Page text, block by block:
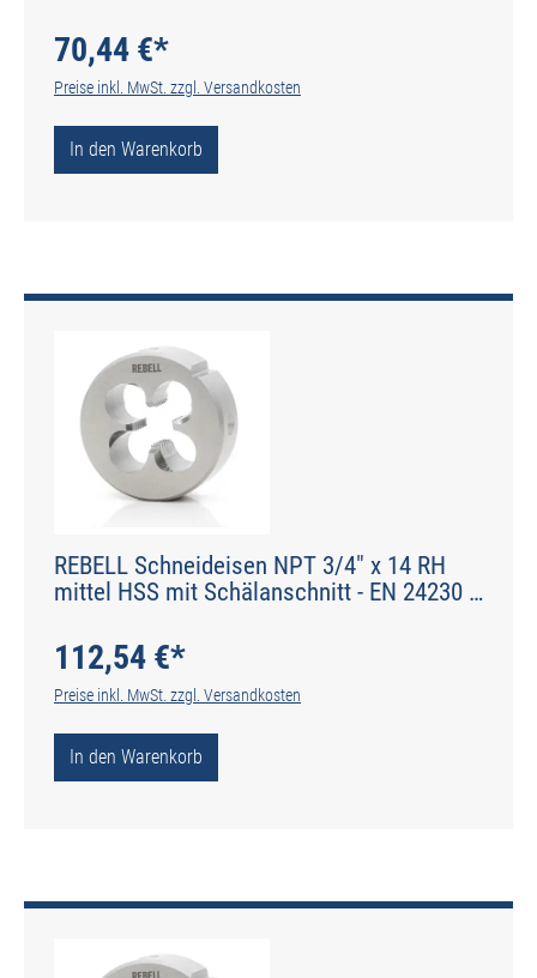
70,44 €*
Preise inkl. MwSt. zzgl. Versandkosten
In den Warenkorb
REBELL Schneideisen NPT 3/4" x 14 RH
mittel HSS mit Schälanschnitt - EN 24230 -
112,54 €*
Preise inkl. MwSt. zzgl. Versandkosten
In den Warenkorb